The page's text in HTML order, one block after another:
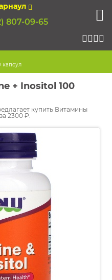
807-09-65
капсул
+ Inositol 100
купить Витамины
2300 ₽.